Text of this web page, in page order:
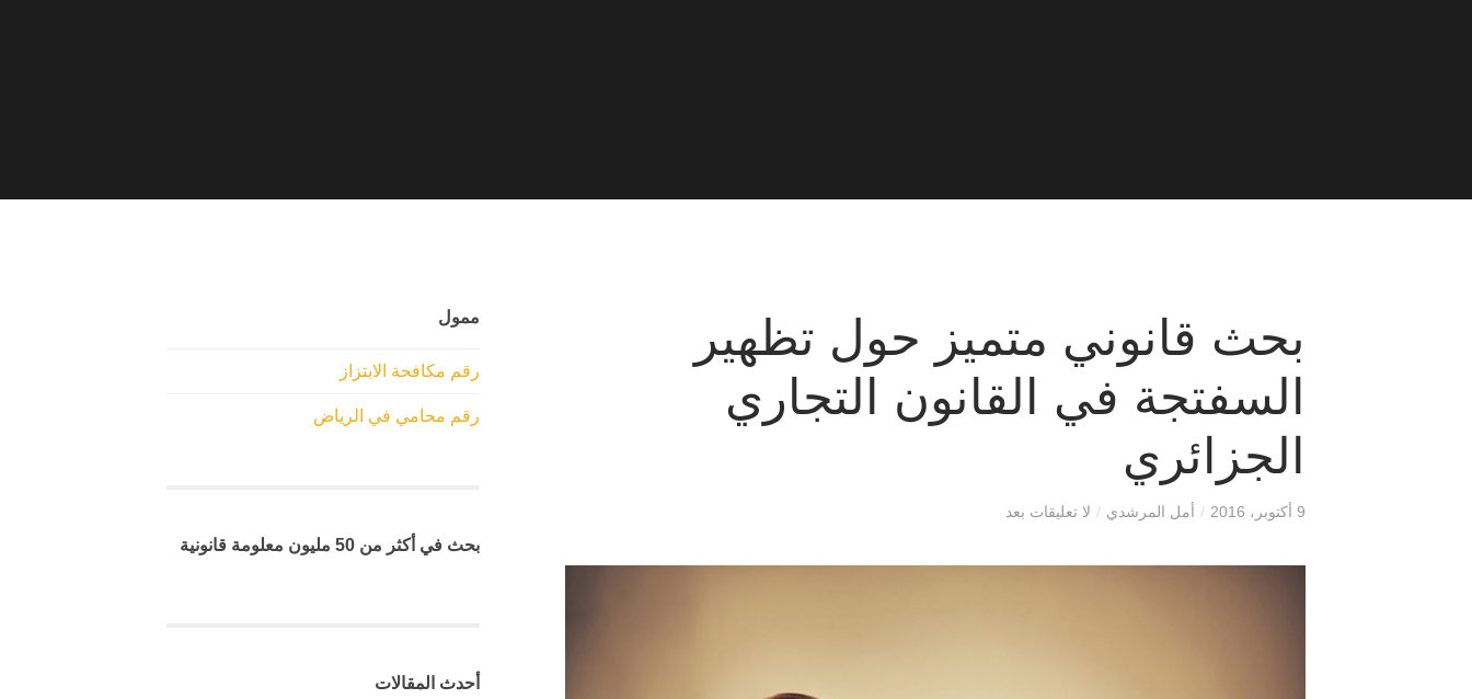
بحث قانوني متميز حول تظهير
السفتجة في القانون التجاري
الجزائري
9 أكتوبر، 2016 / أمل المرشدي / لا تعليقات بعد
ممول
رقم مكافحة الابتزاز
رقم محامي في الرياض
بحث في أكثر من 50 مليون معلومة قانونية
أحدث المقالات